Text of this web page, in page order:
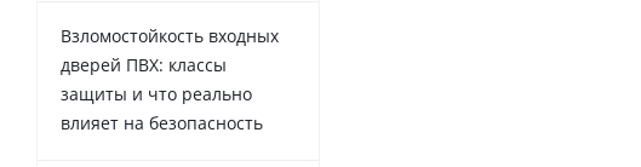
Взломостойкость входных
дверей ПВХ: классы
защиты и что реально
влияет на безопасность